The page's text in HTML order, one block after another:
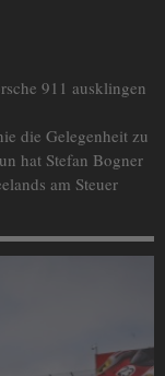
911 ausklingen
die Gelegenheit zu
hat Stefan Bogner
am Steuer